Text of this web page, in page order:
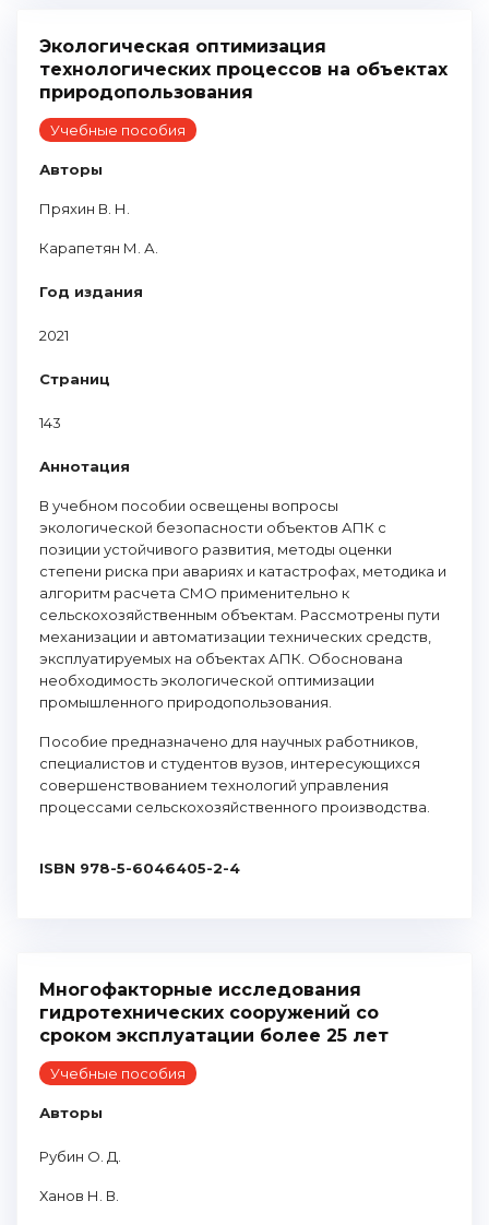
Экологическая оптимизация
технологических процессов на объектах
природопользования
Учебные пособия
Авторы
Пряхин В. Н.
Карапетян М. А.
Год издания
2021
Страниц
143
Аннотация
В учебном пособии освещены вопросы
экологической безопасности объектов АПК с
позиции устойчивого развития, методы оценки
степени риска при авариях и катастрофах, методика и
алгоритм расчета СМО применительно к
сельскохозяйственным объектам. Рассмотрены пути
механизации и автоматизации технических средств,
эксплуатируемых на объектах АПК. Обоснована
необходимость экологической оптимизации
промышленного природопользования.
Пособие предназначено для научных работников,
специалистов и студентов вузов, интересующихся
совершенствованием технологий управления
процессами сельскохозяйственного производства.
ISBN 978-5-6046405-2-4
Многофакторные исследования
гидротехнических сооружений со
сроком эксплуатации более 25 лет
Учебные пособия
Авторы
Рубин О. Д.
Ханов Н. В.